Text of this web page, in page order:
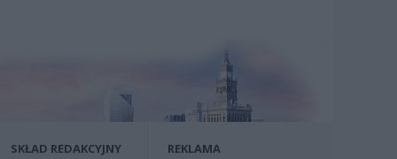
SKŁAD REDAKCYJNY REKLAMA